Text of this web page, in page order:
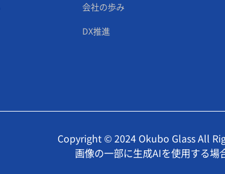
会社の歩み
DX推進
Copyright © 2024 Okubo Glass All
画像の一部に生成AIを使用する場